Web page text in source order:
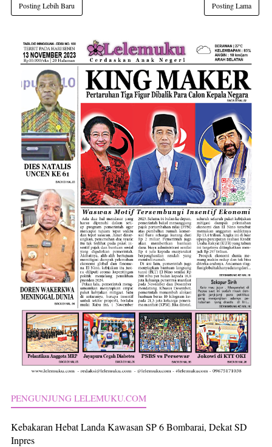
Posting Lebih Baru Posting Lama
PENGUNJUNG LELEMUKU.COM
Kebakaran Hebat Landa Kawasan SP 6 Bombarai, Dekat SD
Inpres